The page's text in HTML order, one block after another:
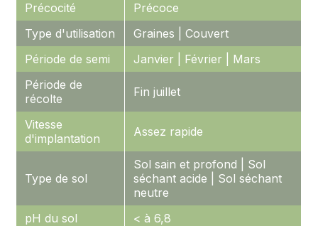
Précocité
Précoce
Type d'utilisation
Graines | Couvert
Période de semi
Janvier | Février | Mars
Période de
récolte
Fin juillet
Vitesse
d'implantation
Assez rapide
Type de sol
Sol sain et profond | Sol
séchant acide | Sol séchant
neutre
pH du sol
< à 6,8